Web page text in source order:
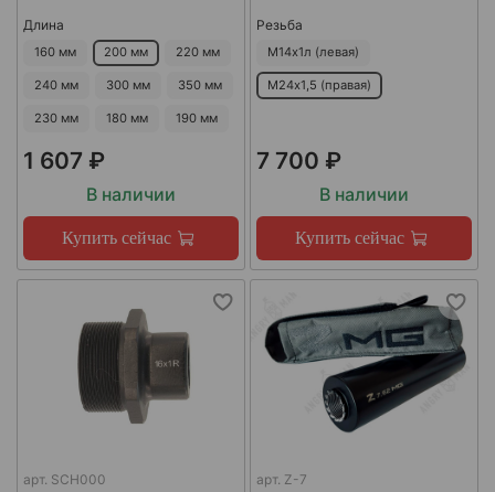
Длина
160 мм 200 мм 220 мм
240 мм 300 мм 350 мм
230 мм 180 мм 190 мм
1 607 ₽
В наличии
Купить сейчас
Резьба
М14х1л (левая)
М24х1,5 (правая)
7 700 ₽
В наличии
Купить сейчас
арт. SCH000 арт. Z-7